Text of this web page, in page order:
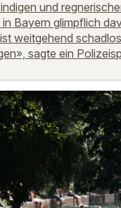
und
Bayern glimpflich
weitgehend
sagte ein